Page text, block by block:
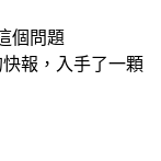
個問題
報，入手了一顆